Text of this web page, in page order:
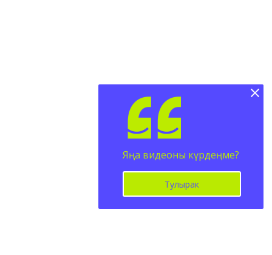
Яңа видеоны күрдеңме?
Тулырак